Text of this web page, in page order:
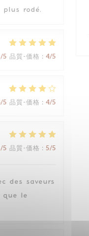
plus rodé.
/5 品質-価格 : 4/5
/5 品質-価格 : 4/5
/5 品質-価格 : 5/5
des saveurs
que le